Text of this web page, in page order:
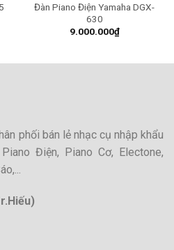
Đàn Piano Điện Yamaha DGX-
630
9.000.000₫
phối bán lẻ nhạc cụ nhập khẩu
Điện, Piano Cơ, Electone,